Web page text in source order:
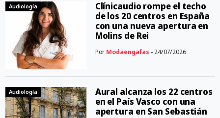
Audiología
Clínicaudio rompe el techo
de los 20 centros en España
con una nueva apertura en
Molins de Rei
Por Modaengafas - 24/07/2026
Audiología
Aural alcanza los 22 centros
en el País Vasco con una
apertura en San Sebastián